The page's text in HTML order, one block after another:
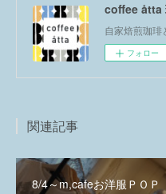
coffee åtta
自家焙煎珈
フォロー
関連記事
8/4～m,cafeお洋服ＰＯＰ